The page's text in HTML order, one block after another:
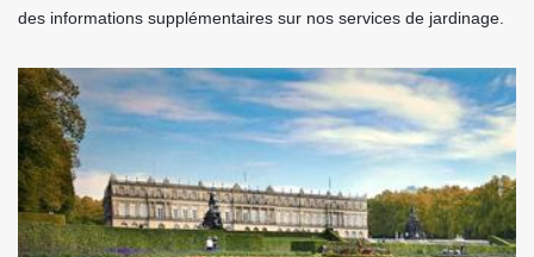
des informations supplémentaires sur nos services de jardinage.